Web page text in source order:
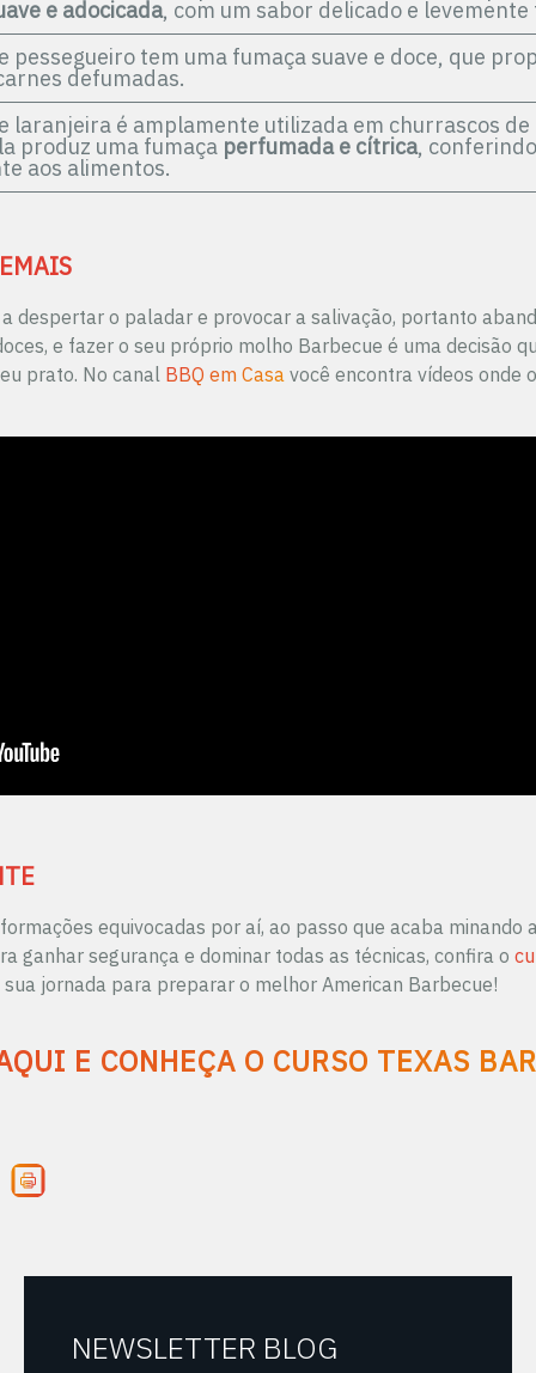
e adocicada, com um sabor delicado e
pessegueiro tem uma fumaça suave e doce, que
defumadas.
laranjeira é amplamente utilizada em churrascos
produz uma fumaça perfumada e cítrica,
aos alimentos.
despertar o paladar e provocar a salivação, portanto
e fazer o seu próprio molho Barbecue é uma decisão
prato. No canal BBQ em Casa você encontra vídeos onde
equivocadas por aí, ao passo que acaba minando
ganhar segurança e dominar todas as técnicas, confira o
jornada para preparar o melhor American Barbecue!
E CONHEÇA O CURSO TEXAS
NEWSLETTER BLOG